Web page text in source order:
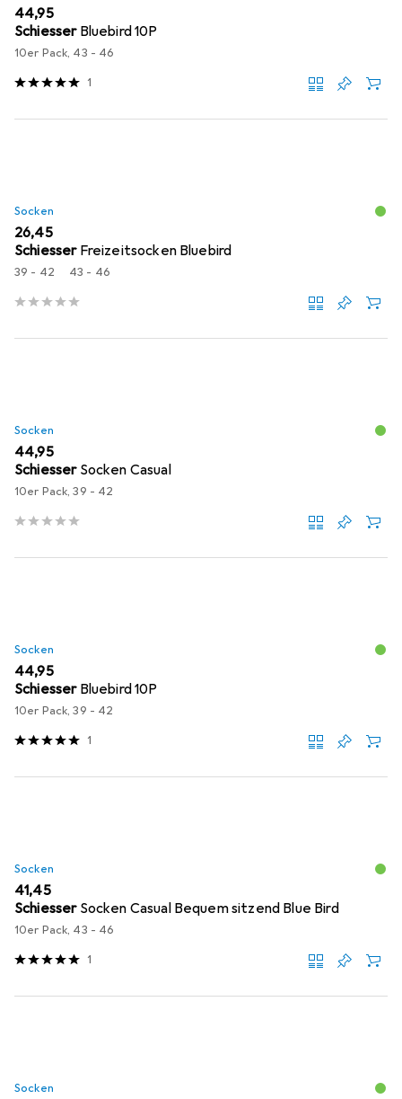
EUR
44,95
Schiesser Bluebird 10P
10er Pack, 43 - 46
1
Socken
EUR
26,45
Schiesser Freizeitsocken Bluebird
39 - 42 43 - 46
Socken
EUR
44,95
Schiesser Socken Casual
10er Pack, 39 - 42
Socken
EUR
44,95
Schiesser Bluebird 10P
10er Pack, 39 - 42
1
Socken
EUR
41,45
Schiesser Socken Casual Bequem sitzend Blue Bird
10er Pack, 43 - 46
1
Socken